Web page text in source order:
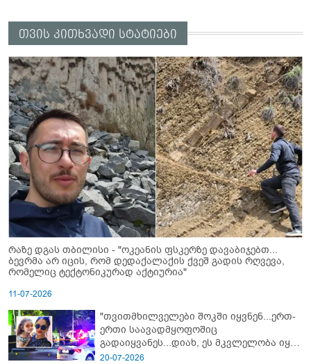
თვის კითხვადი სტატიები
რაზე დგას თბილისი - "ოკეანის ფსკერზე დავაბიჯებთ...
ბევრმა არ იცის, რომ დედაქალაქის ქვეშ გადის რღვევა,
რომელიც ტექტონიკურად აქტიურია"
11-07-2026
"თვითმხილველები შოკში იყვნენ...ერთ-
ერთი საავადმყოფოშიც
გადაიყვანეს...დიახ, ეს მკვლელობა იყო"
- გორში დატრიალებული ტრაგედიის
20-07-2026